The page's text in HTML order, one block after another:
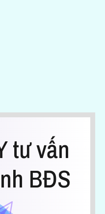
tư vấn
BĐS